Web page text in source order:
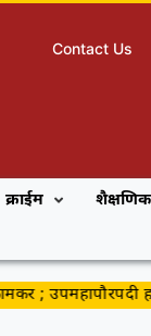
Contact Us
क्राईम शैक्षणिक
; उपमहापौरपदी हनुमंत